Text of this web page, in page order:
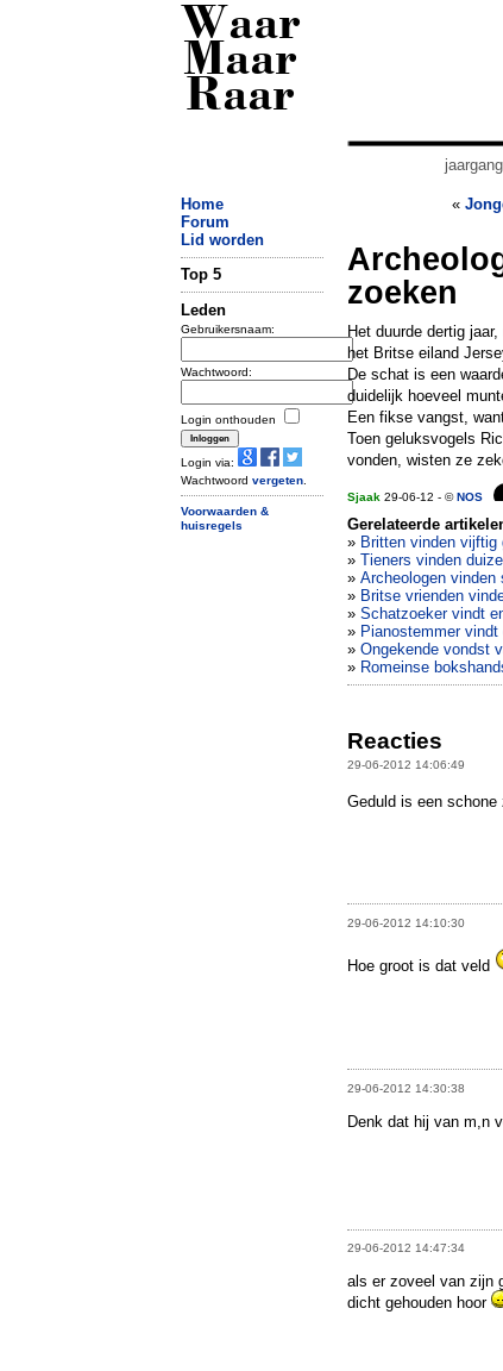
Waar
Maar
Raar
jaargang
Home
Forum
Lid worden
Top 5
Leden
Gebruikersnaam:
Wachtwoord:
Login onthouden
Login via:
Wachtwoord vergeten
Voorwaarden &
huisregels
«
zoeken
Het duurde dertig
het Britse eiland
De schat is een
duidelijk hoeveel
Een fikse vangst,
Toen geluksvogels
vonden, wisten ze
Sjaak 29-06-12 - ©NOS
Gerelateerde
» Britten vinden vijftig
» Tieners vinden
» Archeologen vinden
» Britse vrienden
» Schatzoeker vindt
» Pianostemmer
» Ongekende vondst
» Romeinse
Reacties
29-06-2012 14:06:49
Geduld is een
29-06-2012 14:10:30
Hoe groot is dat veld
29-06-2012 14:30:38
Denk dat hij van m,n
29-06-2012 14:47:34
als er zoveel van zijn
dicht gehouden hoor